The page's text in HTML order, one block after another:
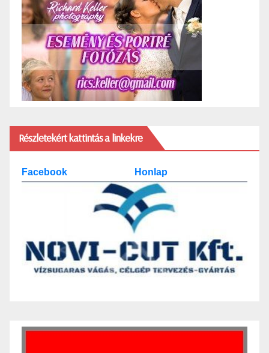
Részletekért kattintás a linkekre
Facebook Honlap